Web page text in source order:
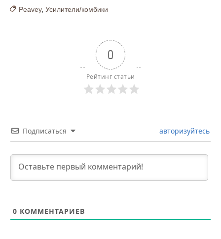
Peavey, Усилители/комбики
0
Рейтинг статьи
Подписаться авторизуйтесь
0 КОММЕНТАРИЕВ